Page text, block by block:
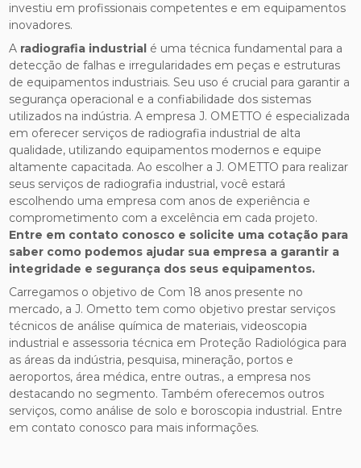
investiu em profissionais competentes e em equipamentos
inovadores.
A radiografia industrial é uma técnica fundamental para a
detecção de falhas e irregularidades em peças e estruturas
de equipamentos industriais. Seu uso é crucial para garantir a
segurança operacional e a confiabilidade dos sistemas
utilizados na indústria. A empresa J. OMETTO é especializada
em oferecer serviços de radiografia industrial de alta
qualidade, utilizando equipamentos modernos e equipe
altamente capacitada. Ao escolher a J. OMETTO para realizar
seus serviços de radiografia industrial, você estará
escolhendo uma empresa com anos de experiência e
comprometimento com a excelência em cada projeto.
Entre em contato conosco e solicite uma cotação para
saber como podemos ajudar sua empresa a garantir a
integridade e segurança dos seus equipamentos.
Carregamos o objetivo de Com 18 anos presente no
mercado, a J. Ometto tem como objetivo prestar serviços
técnicos de análise química de materiais, videoscopia
industrial e assessoria técnica em Proteção Radiológica para
as áreas da indústria, pesquisa, mineração, portos e
aeroportos, área médica, entre outras., a empresa nos
destacando no segmento. Também oferecemos outros
serviços, como análise de solo e boroscopia industrial. Entre
em contato conosco para mais informações.